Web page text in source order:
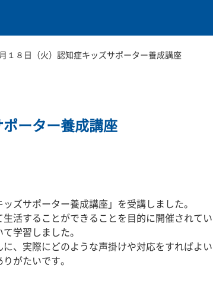
１８日（火）認知症キッズサポーター養成講座
ーター養成講座
ズサポーター養成講座」を受講しました。
活することができることを目的に開催されてい
学習しました。
、実際にどのような声掛けや対応をすればよい
がたいです。